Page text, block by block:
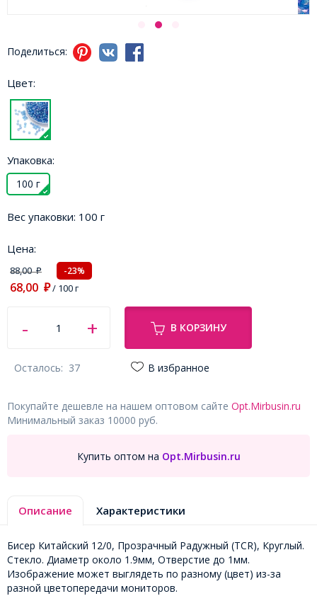
Поделиться:
Цвет:
Упаковка:
100 г
Вес упаковки: 100 г
Цена:
88,00₽ -23%
68,00 ₽/ 100 г
В КОРЗИНУ
Осталось: 37 В избранное
Покупайте дешевле на нашем оптовом сайте Opt.Mirbusin.ru
Минимальный заказ 10000 руб.
Купить оптом на Opt.Mirbusin.ru
Описание Характеристики
Бисер Китайский 12/0, Прозрачный Радужный (TCR), Круглый.
Стекло. Диаметр около 1.9мм, Отверстие до 1мм.
Изображение может выглядеть по разному (цвет) из-за
разной цветопередачи мониторов.